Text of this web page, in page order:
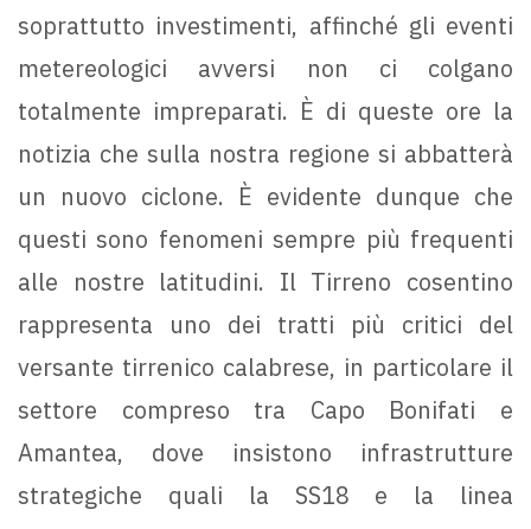
soprattutto investimenti, affinché gli eventi
metereologici avversi non ci colgano
totalmente impreparati. È di queste ore la
notizia che sulla nostra regione si abbatterà
un nuovo ciclone. È evidente dunque che
questi sono fenomeni sempre più frequenti
alle nostre latitudini. Il Tirreno cosentino
rappresenta uno dei tratti più critici del
versante tirrenico calabrese, in particolare il
settore compreso tra Capo Bonifati e
Amantea, dove insistono infrastrutture
strategiche quali la SS18 e la linea